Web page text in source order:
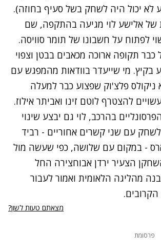
לא יכול היה לשחק בשל סעיף בחוזה).
של אלישע לוי מגיעה בהתקפה, שם
לפתוח על חשבונו של תומר סוויסה.
כבר תקופה ארוכה מכאבים בבטן וצפוי
בקיץ. מי שייעדר בוודאות מהמפגש עם
ניקולס פלצ'וק שפצוע כבר למעלה
להצטרף לוטם זינו ואביתר אילוז.
בהרכב, לוי גם יבצע שינוי
עם שני קשרים אחוריים - רביד
- במקום עם שלושה, כפי שעשה מול
הצעיר ירדן אבוחצירה החל
מהליגה הלאומית ואמור לעבור
הקרובים.
מצאתם טעות לשון?
פרסומת